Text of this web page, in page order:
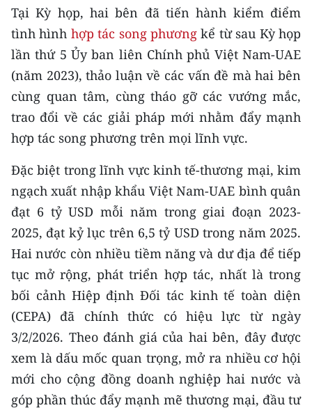
CÁC CHUYÊN TRANG
VỀ BÁO NHÂN DÂN
THỜI NAY
NHÂN DÂN CUỐI TUẦN
NHÂN DÂN HẰNG THÁNG
MUA BÁO
ĐỌC BÁO IN
ENGLISH
中文
FRANÇAIS
РУССКИЙ
Tại Kỳ họp, hai bên đã tiến hành kiểm điểm
tình hình hợp tác song phương kể từ sau Kỳ họp
lần thứ 5 Ủy ban liên Chính phủ Việt Nam-UAE
(năm 2023), thảo luận về các vấn đề mà hai bên
cùng quan tâm, cùng tháo gỡ các vướng mắc,
trao đổi về các giải pháp mới nhằm đẩy mạnh
hợp tác song phương trên mọi lĩnh vực.
Đặc biệt trong lĩnh vực kinh tế-thương mại, kim
ngạch xuất nhập khẩu Việt Nam-UAE bình quân
đạt 6 tỷ USD mỗi năm trong giai đoạn 2023-
2025, đạt kỷ lục trên 6,5 tỷ USD trong năm 2025.
Hai nước còn nhiều tiềm năng và dư địa để tiếp
tục mở rộng, phát triển hợp tác, nhất là trong
bối cảnh Hiệp định Đối tác kinh tế toàn diện
(CEPA) đã chính thức có hiệu lực từ ngày
3/2/2026. Theo đánh giá của hai bên, đây được
xem là dấu mốc quan trọng, mở ra nhiều cơ hội
mới cho cộng đồng doanh nghiệp hai nước và
góp phần thúc đẩy mạnh mẽ thương mại, đầu tư